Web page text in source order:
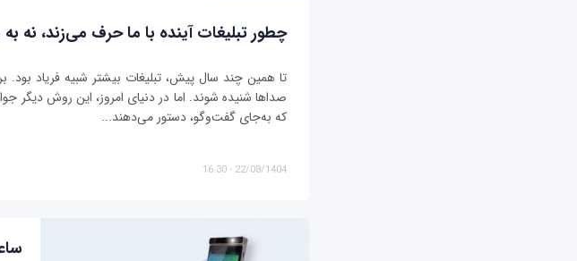
چطور تبلیغات آینده با ما حرف می‌زند، نه به
تا همین چند سال پیش، تبلیغات بیشتر شبیه فریاد بود.
صداها شنیده شوند. اما در دنیای امروز، این روش دیگر
که به‌جای گفت‌وگو، دستور می‌دهند...
22/08/1404 - 16:30